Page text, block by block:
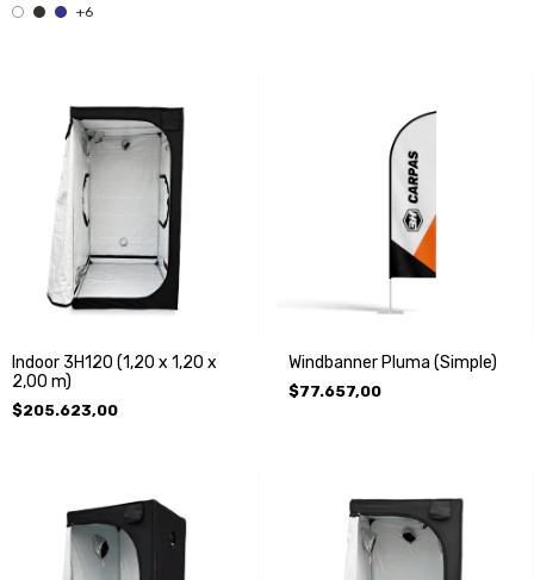
+6
Indoor 3H120 (1,20 x 1,20 x
2,00 m)
$205.623,00
Windbanner Pluma (Simple)
$77.657,00